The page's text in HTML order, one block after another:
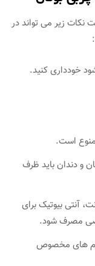
زیر می تواند در
خودداری کنید.
است.
و دندان باید ظرف
آنتی بیوتیک برای
مصرف شود.
های مخصوص